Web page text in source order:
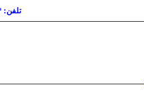
تلفن: ۰۲۱۲۲۸۹۶۶۰۴